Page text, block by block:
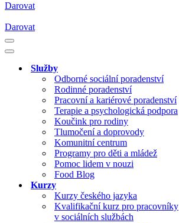
Darovat
Darovat
Navigační
menu
Navigační
Služby
Odborné sociální poradenství
Rodinné poradenství
Pracovní a kariérové poradenství
Terapie a psychologická podpora
Koučink pro rodiny
Tlumočení a doprovody
Komunitní centrum
Programy pro děti a mládež
Pomoc lidem v nouzi
Food Blog
Kurzy
Kurzy českého jazyka
Kvalifikační kurz pro pracovníky
v sociálních službách